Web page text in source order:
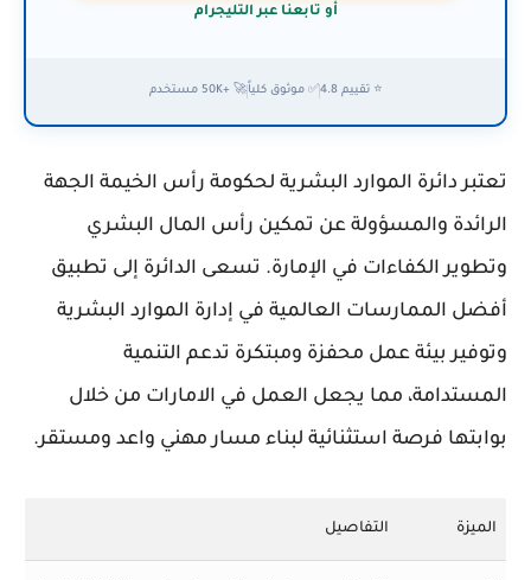
أو تابعنا عبر التليجرام
⭐ تقييم 4.8 ✅ موثوق كلياً 🚀 +50K مستخدم
تعتبر دائرة الموارد البشرية لحكومة رأس الخيمة الجهة
الرائدة والمسؤولة عن تمكين رأس المال البشري
وتطوير الكفاءات في الإمارة. تسعى الدائرة إلى تطبيق
أفضل الممارسات العالمية في إدارة الموارد البشرية
وتوفير بيئة عمل محفزة ومبتكرة تدعم التنمية
المستدامة، مما يجعل العمل في الامارات من خلال
بوابتها فرصة استثنائية لبناء مسار مهني واعد ومستقر.
الميزة التفاصيل